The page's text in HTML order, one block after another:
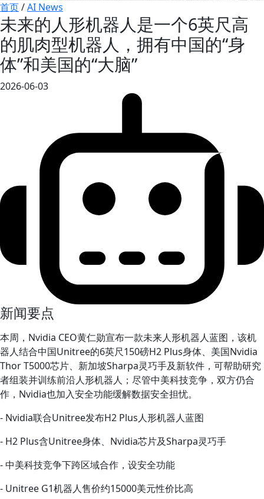
首页/AI News
未来的人形机器人是一个6英尺高
的肌肉型机器人，拥有中国的“身
体”和美国的“大脑”
2026-06-03
新闻要点
本周，Nvidia CEO黄仁勋宣布一款未来人形机器人蓝图，该机
器人结合中国Unitree的6英尺150磅H2 Plus身体、美国Nvidia
Thor T5000芯片、新加坡Sharpa灵巧手及新软件，可帮助研究
者组装并训练前沿人形机器人；尽管中美科技竞争，双方仍合
作，Nvidia也加入安全功能缓解数据安全担忧。
- Nvidia联合Unitree发布H2 Plus人形机器人蓝图
- H2 Plus含Unitree身体、Nvidia芯片及Sharpa灵巧手
- 中美科技竞争下跨区域合作，设安全功能
- Unitree G1机器人售价约15000美元性价比高